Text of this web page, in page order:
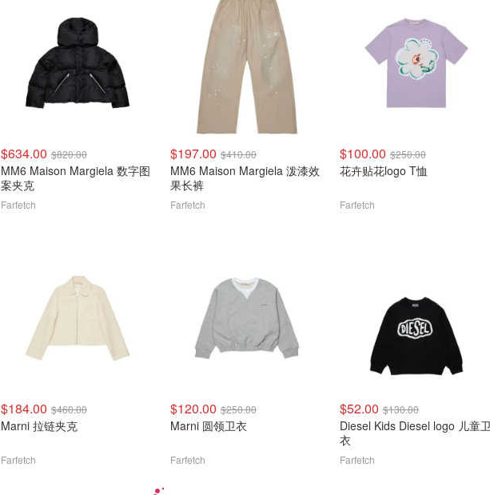
$634.00 $820.00
MM6 Maison Margiela 数字图
案夹克
Farfetch
$197.00 $410.00
MM6 Maison Margiela 泼漆效
果长裤
Farfetch
$100.00 $250.00
花卉贴花logo T恤
Farfetch
$184.00 $460.00
Marni 拉链夹克
Farfetch
$120.00 $250.00
Marni 圆领卫衣
Farfetch
$52.00 $130.00
Diesel Kids Diesel logo 儿童
衣
Farfetch